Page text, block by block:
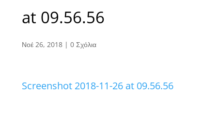
at 09.56.56
Νοέ 26, 2018| 0 Σχόλια
Screenshot 2018-11-26 at 09.56.56